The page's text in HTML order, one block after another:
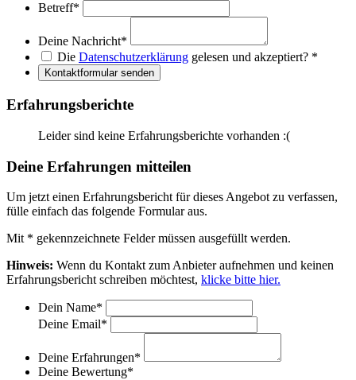
Betreff*
Deine Nachricht*
Die Datenschutzerklärung gelesen und akzeptiert? *
Kontaktformular senden
Erfahrungsberichte
Leider sind keine Erfahrungsberichte vorhanden :(
Deine Erfahrungen mitteilen
Um jetzt einen Erfahrungsbericht für dieses Angebot zu verfassen,
fülle einfach das folgende Formular aus.
Mit * gekennzeichnete Felder müssen ausgefüllt werden.
Hinweis: Wenn du Kontakt zum Anbieter aufnehmen und keinen
Erfahrungsbericht schreiben möchtest, klicke bitte hier.
Dein Name*
Deine Email*
Deine Erfahrungen*
Deine Bewertung*